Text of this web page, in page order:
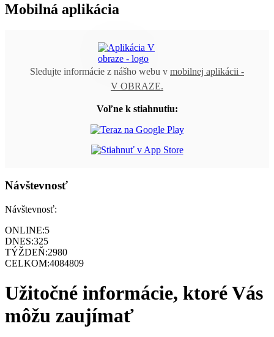
Mobilná aplikácia
Sledujte informácie z nášho webu v mobilnej aplikácii -
V OBRAZE.
Voľne k stiahnutiu:
Návštevnosť
Návštevnosť:
ONLINE:5
DNES:325
TÝŽDEŇ:2980
CELKOM:4084809
Užitočné informácie, ktoré Vás
môžu zaujímať